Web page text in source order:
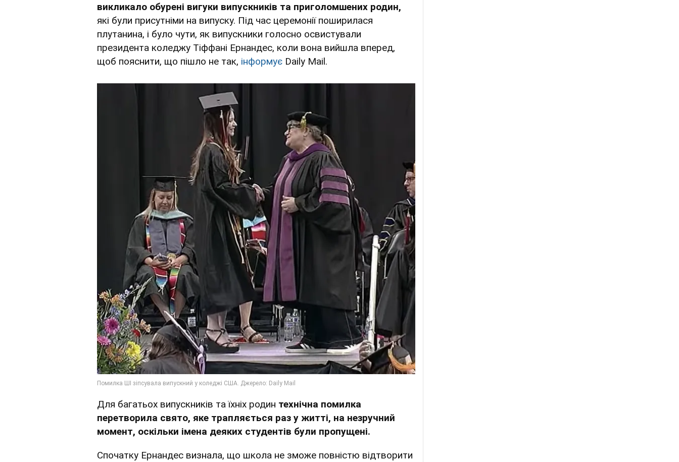
викликало обурені вигуки випускників та приголомшених родин,
які були присутніми на випуску. Під час церемонії поширилася
плутанина, і було чути, як випускники голосно освистували
президента коледжу Тіффані Ернандес, коли вона вийшла вперед,
щоб пояснити, що пішло не так, інформує Daily Mail.
Для багатьох випускників та їхніх родин технічна помилка
перетворила свято, яке трапляється раз у житті, на незручний
момент, оскільки імена деяких студентів були пропущені.
Спочатку Ернандес визнала, що школа не зможе повністю відтворити